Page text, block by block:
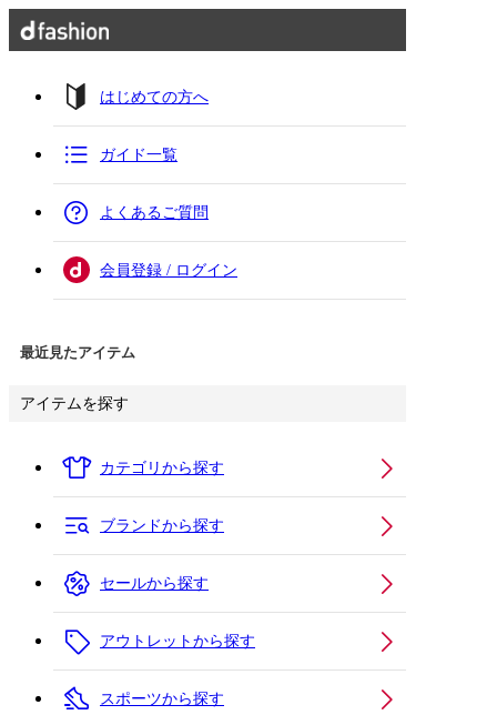
はじめての方へ
ガイド一覧
よくあるご質問
会員登録 / ログイン
最近見たアイテム
アイテムを探す
カテゴリから探す
ブランドから探す
セールから探す
アウトレットから探す
スポーツから探す